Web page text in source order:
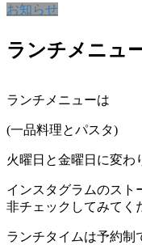
お知らせ
ランチメニュ
ランチメニューは
(一品料理とパスタ)
火曜日と金曜日に変わ
インスタグラムのスト
非チェックしてみてく
ランチタイムは予約制